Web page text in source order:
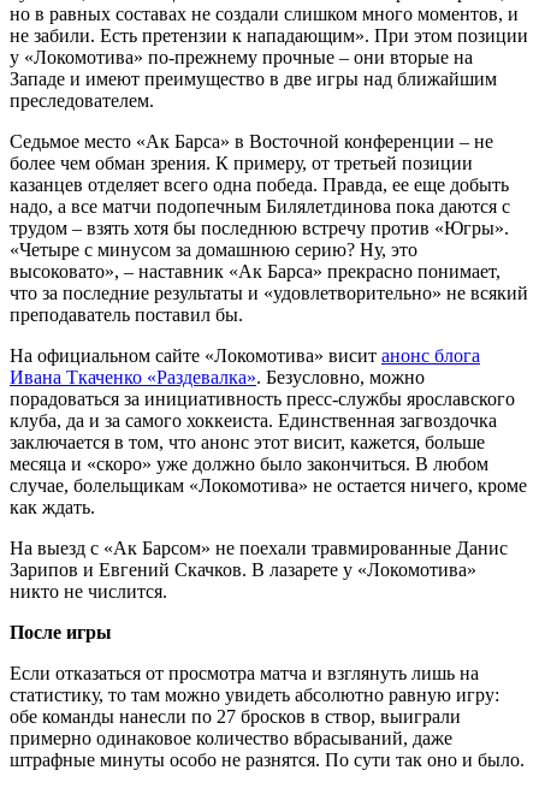
но в равных составах не создали слишком много моментов, и
не забили. Есть претензии к нападающим». При этом позиции
у «Локомотива» по-прежнему прочные – они вторые на
Западе и имеют преимущество в две игры над ближайшим
преследователем.
Седьмое место «Ак Барса» в Восточной конференции – не
более чем обман зрения. К примеру, от третьей позиции
казанцев отделяет всего одна победа. Правда, ее еще добыть
надо, а все матчи подопечным Билялетдинова пока даются с
трудом – взять хотя бы последнюю встречу против «Югры».
«Четыре с минусом за домашнюю серию? Ну, это
высоковато», – наставник «Ак Барса» прекрасно понимает,
что за последние результаты и «удовлетворительно» не всякий
преподаватель поставил бы.
На официальном сайте «Локомотива» висит анонс блога
Ивана Ткаченко «Раздевалка». Безусловно, можно
порадоваться за инициативность пресс-службы ярославского
клуба, да и за самого хоккеиста. Единственная загвоздочка
заключается в том, что анонс этот висит, кажется, больше
месяца и «скоро» уже должно было закончиться. В любом
случае, болельщикам «Локомотива» не остается ничего, кроме
как ждать.
На выезд с «Ак Барсом» не поехали травмированные Данис
Зарипов и Евгений Скачков. В лазарете у «Локомотива»
никто не числится.
После игры
Если отказаться от просмотра матча и взглянуть лишь на
статистику, то там можно увидеть абсолютно равную игру:
обе команды нанесли по 27 бросков в створ, выиграли
примерно одинаковое количество вбрасываний, даже
штрафные минуты особо не разнятся. По сути так оно и было.